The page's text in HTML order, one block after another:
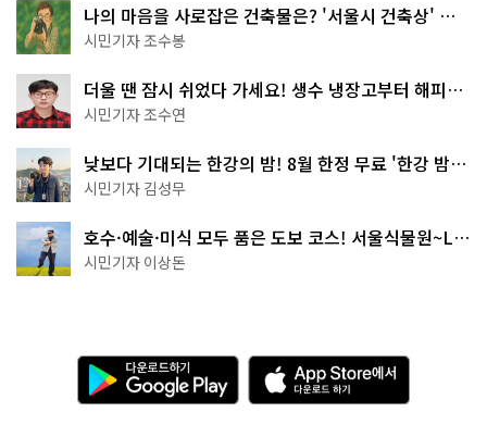
나의 마음을 사로잡은 건축물은? '서울시 건축상' 수
상작 공개!
시민기자 조수봉
더울 땐 잠시 쉬었다 가세요! 생수 냉장고부터 해피소
·무더위쉼터까지
시민기자 조수연
낮보다 기대되는 한강의 밤! 8월 한정 무료 '한강 밤
핑' 예약은?
시민기자 김성무
호수·예술·미식 모두 품은 도보 코스! 서울식물원~LG
아트센터~마곡테라스거리
시민기자 이상돈
다
운
로
A
p
p